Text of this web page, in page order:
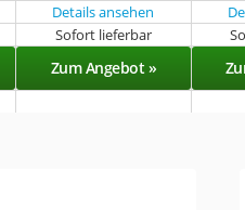
Details ansehen
Sofort lieferbar
Zum Angebot »